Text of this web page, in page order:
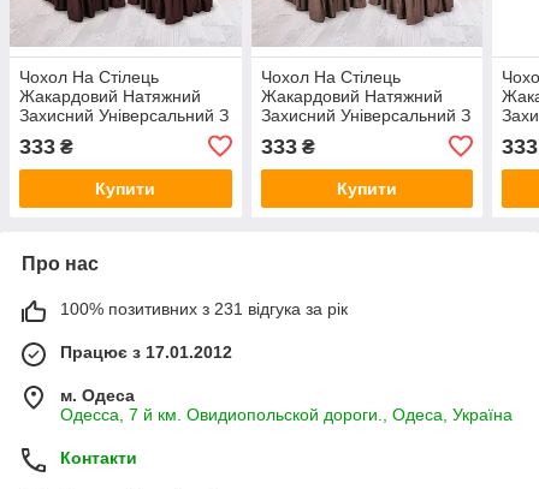
Чохол На Стілець
Жакардовий Натяжний
Захисний Універсальний З
Venera шоколад
Туреччина
333 ₴
Купити
Чохол На Стілець
Жакардовий Натяжний
Захисний Універсальний З
Venera капучіно
Туреччина
333₴
Купити
333
Про нас
100% позитивних з 231 відгука за рік
Працює з 17.01.2012
м. Одеса
Одесса, 7 й км. Овидиопольской дороги., Одеса, Україна
Контакти